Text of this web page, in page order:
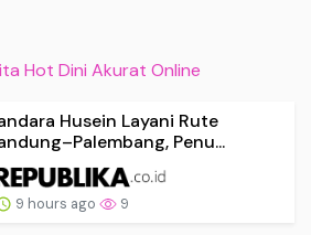
Hot Dini Akurat Online
Husein Layani Rute
Penu...
9 hours ago 9